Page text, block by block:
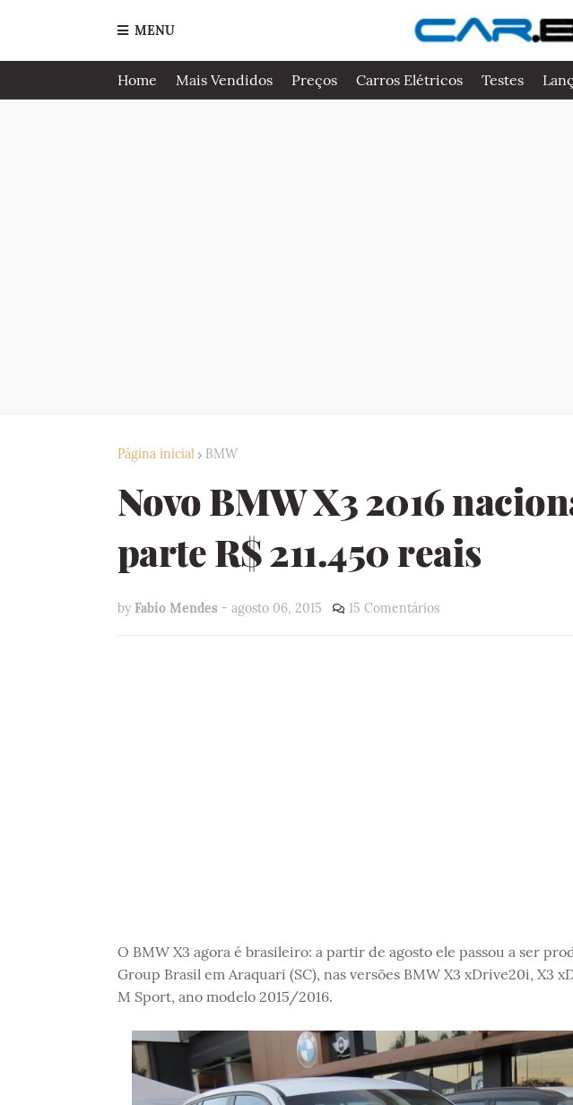
MENU
Home Mais Vendidos Preços Carros Elétricos Testes
Página inicial BMW
Novo BMW X3 2016
parte R$ 211.450 reais
by Fabio Mendes - agosto 06, 2015 15 Comentários
O BMW X3 agora é brasileiro: a partir de agosto ele passou a ser
Group Brasil em Araquari (SC), nas versões BMW X3 xDrive20i, X3
M Sport, ano modelo 2015/2016.